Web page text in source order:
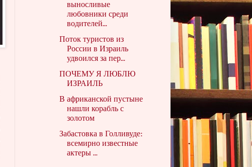
выносливые
любовники среди
водителей...
Поток туристов из
России в Израиль
удвоился за пер...
ПОЧЕМУ Я ЛЮБЛЮ
ИЗРАИЛЬ
В африканской пустыне
нашли корабль с
золотом
Забастовка в Голливуде:
всемирно известные
актеры ...